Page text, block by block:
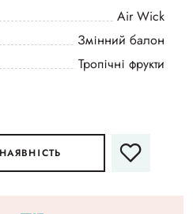
Air Wick
Змінний балон
Тропічні фрукти